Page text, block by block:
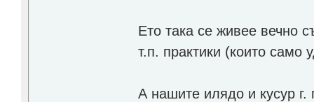
Ето така се живеe вечно
т.п. практики (които само
А нашите илядо и кусур г.